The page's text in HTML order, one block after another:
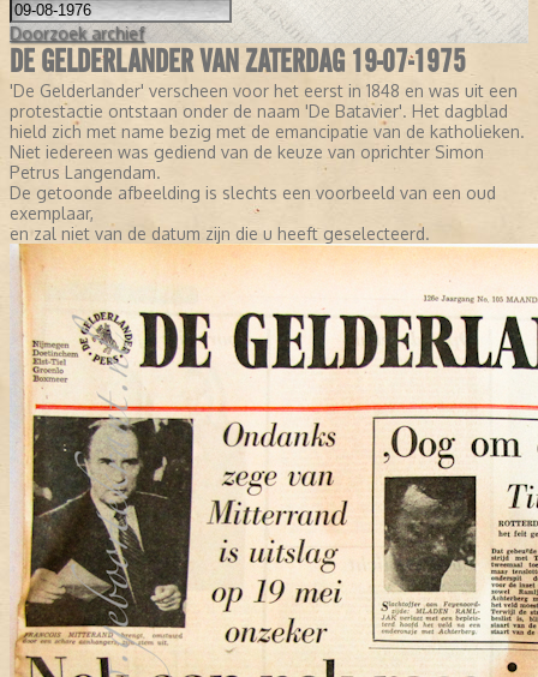
Doorzoek archief
DE GELDERLANDER VAN ZATERDAG 19-07-1975
'De Gelderlander' verscheen voor het eerst in 1848 en was uit een
protestactie ontstaan onder de naam 'De Batavier'. Het dagblad
hield zich met name bezig met de emancipatie van de katholieken.
Niet iedereen was gediend van de keuze van oprichter Simon
Petrus Langendam.
De getoonde afbeelding is slechts een voorbeeld van een oud
exemplaar,
en zal niet van de datum zijn die u heeft geselecteerd.